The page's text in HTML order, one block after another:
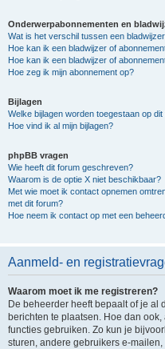
Onderwerpabonnementen en
Wat is het verschil tussen een
Hoe kan ik een bladwijzer of
Hoe kan ik een bladwijzer of
Hoe zeg ik mijn abonnement op?
Bijlagen
Welke bijlagen worden toegestaan op dit
Hoe vind ik al mijn bijlagen?
phpBB vragen
Wie heeft dit forum geschreven?
Waarom is de optie X niet beschikbaar?
Met wie moet ik contact opnemen
met dit forum?
Hoe neem ik contact op met een
Aanmeld- en
Waarom moet ik me registreren?
De beheerder heeft bepaalt of je al
berichten te plaatsen. Hoe dan
functies gebruiken. Zo kun je
sturen, andere gebruikers e-